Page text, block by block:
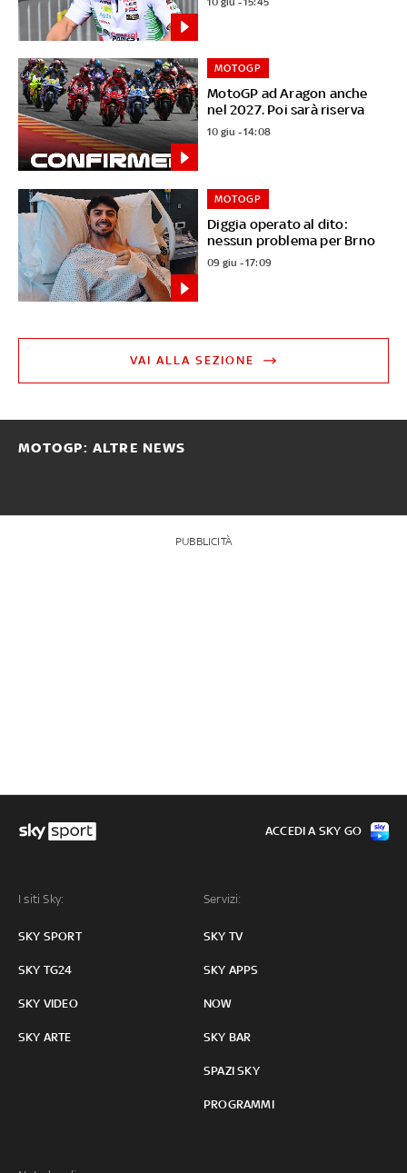
MotoGP ad Aragon anche
nel 2027. Poi sarà riserva
MOTOGP
10 giu - 14:08
Diggia operato al dito:
nessun problema per Brno
MOTOGP
09 giu - 17:09
VAI ALLA SEZIONE
MOTOGP: ALTRE NEWS
PUBBLICITÀ
I siti Sky:
SKY SPORT
SKY TG24
SKY VIDEO
SKY ARTE
Servizi:
SKY TV
SKY APPS
NOW
SKY BAR
SPAZI SKY
PROGRAMMI
ACCEDI A SKY GO